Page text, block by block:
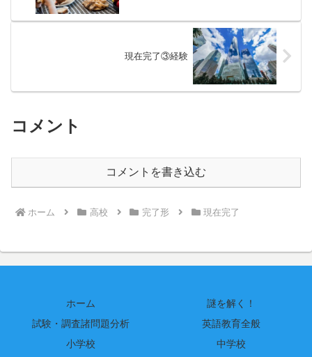
現在完了③経験
コメント
コメントを書き込む
ホーム 高校 完了形 現在完了
ホーム
謎を解く！
試験・調査諸問題分析
英語教育全般
小学校
中学校